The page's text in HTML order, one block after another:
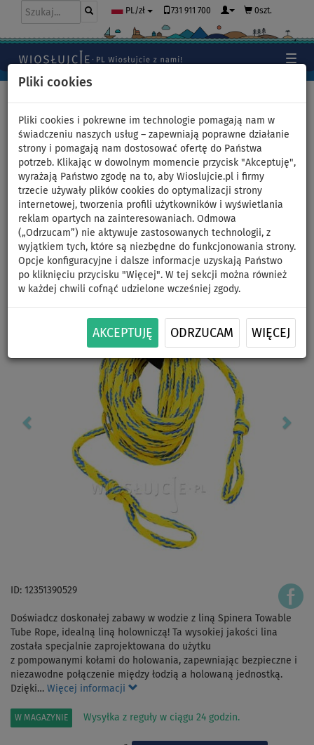
Pliki cookies
Pliki cookies i pokrewne im technologie pomagają nam w
świadczeniu naszych usług – zapewniają poprawne działanie
strony i pomagają nam dostosować ofertę do Państwa
potrzeb. Klikając w dowolnym momencie przycisk "Akceptuję",
wyrażają Państwo zgodę na to, aby Wioslujcie.pl i firmy
trzecie używały plików cookies do optymalizacji strony
internetowej, tworzenia profili użytkowników i wyświetlania
reklam opartych na zainteresowaniach. Odmowa
(„Odrzucam”) nie aktywuje zastosowanych technologii, z
wyjątkiem tych, które są niezbędne do funkcjonowania strony.
Opcje konfiguracyjne i dalsze informacje uzyskają Państwo
po kliknięciu przycisku "Więcej". W tej sekcji można również
w każdej chwili cofnąć udzielone wcześniej zgody.
AKCEPTUJĘ ODRZUCAM WIĘCEJ
PL/zł 731 911 700 0szt.
Lina do holowania SPINERA
Towable Tube Rope - na 2
osoby
Previous Next
ID: 12351390529
Doświadcz doskonałej zabawy w wodzie z liną Spinera Towable
Tube Rope, idealną liną holowniczą! Ta wysokiej jakości lina
została specjalnie zaprojektowana do użytku
z pompowanymi kołami do holowania, zapewniając bezpieczne i
niezawodne połączenie między łodzią a holowaną jednostką.
Dzięki… Więcej informacji
W MAGAZYNIE Wysyłka z reguły w ciągu 24 godzin.